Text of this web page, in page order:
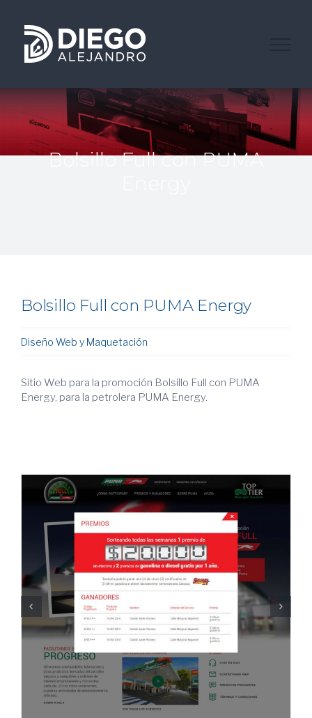
contenido
Bolsillo Full con PUMA
Bolsillo Full con PUMA Energy
Diseño Web y Maquetación
Sitio Web para la promoción Bolsillo Full con PUMA
Energy, para la petrolera PUMA Energy.